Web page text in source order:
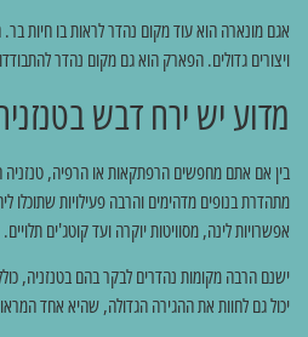
אגם מונארה הוא עוד מקום נהדר לראות בו חיות
ויצורים גדולים. הפארק הוא גם מקום נהדר
מדוע יש ירח דבש
בין אם אתם מחפשים הרפתקאות או הרפיה,
מתהדרת בנופים מדהימים והרבה פעילויות שתוכלו
אפשרויות לינה, מסוויטות יוקרה ועד קוטג'ים תלויים.
ישנם הרבה מקומות נהדרים לבקר בהם בטנזניה,
יכול גם לחוות את ההגירה הגדולה, שהיא אחד